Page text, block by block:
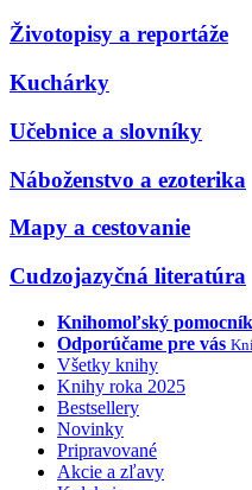
Životopisy a reportáže
Kuchárky
Učebnice a slovníky
Náboženstvo a ezoterika
Mapy a cestovanie
Cudzojazyčná literatúra
Knihomoľský pomocník
Odporúčame pre vás
Všetky knihy
Knihy roka 2025
Bestsellery
Novinky
Pripravované
Akcie a zľavy